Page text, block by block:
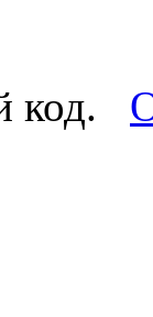
код.